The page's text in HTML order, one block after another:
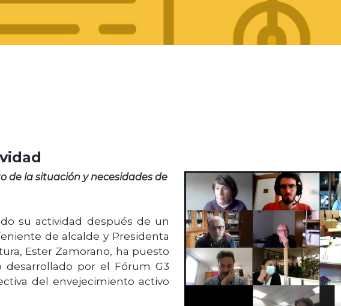
de la situación y necesidades de
su actividad después de un
de alcalde y Presidenta
Ester Zamorano, ha puesto
por el Fórum G3
del envejecimiento activo